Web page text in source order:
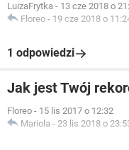
LuizaFrytka - 13 cze 2018 o
Floreo - 19 cze 2018 o
1 odpowiedzi
Jak jest Twój
Floreo - 15 lis 2017 o 12:32
Mariola - 23 lis 2018 o